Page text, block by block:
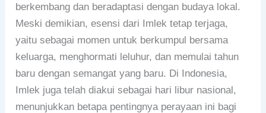
berkembang dan beradaptasi dengan budaya lokal.
Meski demikian, esensi dari Imlek tetap terjaga,
yaitu sebagai momen untuk berkumpul bersama
keluarga, menghormati leluhur, dan memulai tahun
baru dengan semangat yang baru. Di Indonesia,
Imlek juga telah diakui sebagai hari libur nasional,
menunjukkan betapa pentingnya perayaan ini bagi